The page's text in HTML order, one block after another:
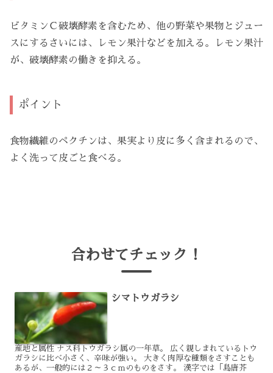
ビタミンＣ破壊酵素を含むため、他の野菜や果物とジュー
スにするさいには、
レモン果汁などを加える。 レモン果汁
が、破壊酵素の働きを抑える。
ポイント
食物繊維のペクチンは、果実より皮に多く含まれるので、
よく洗って皮ごと食べる。
合わせてチェック！
シマトウガラシ
産地と属性 ナス科トウガラシ属の一年草。 広く親しまれているトウ
ガラシに比べ小さく、辛味が強い。 大きく肉厚な種類をさすことも
あるが、一般的には２～３ｃｍのものをさす。 漢字では「島唐芥